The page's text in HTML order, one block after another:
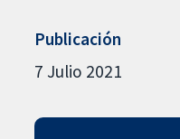
Publicación
7 Julio 2021